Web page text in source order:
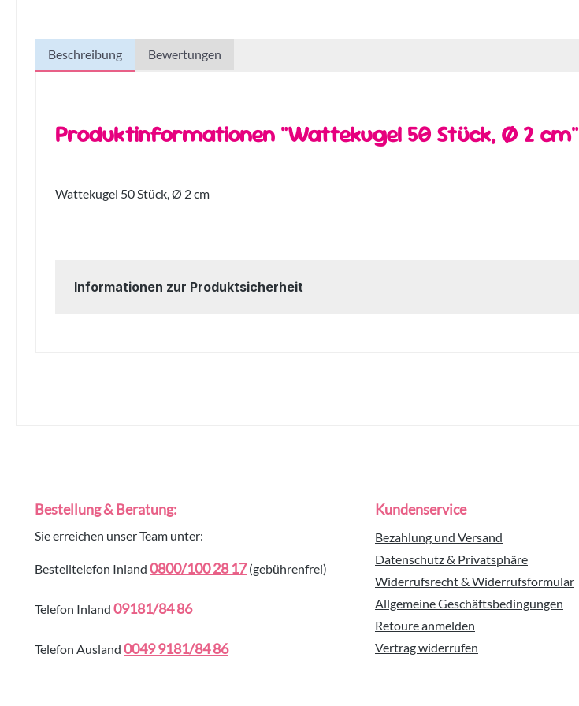
Beschreibung Bewertungen
Produktinformationen "Wattekugel 50 Stück, Ø 2 cm"
Wattekugel 50 Stück, Ø 2 cm
Informationen zur Produktsicherheit
Bestellung & Beratung:
Sie erreichen unser Team unter:
Bestelltelefon Inland 0800/100 28 17(gebührenfrei)
Telefon Inland 09181/84 86
Telefon Ausland 0049 9181/84 86
Kundenservice
Bezahlung und Versand
Datenschutz & Privatsphäre
Widerrufsrecht & Widerrufsformular
Allgemeine Geschäftsbedingungen
Retoure anmelden
Vertrag widerrufen